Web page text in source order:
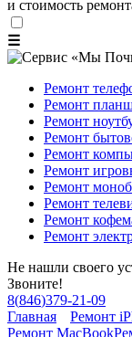
и стоимость
☰
Ремонт
Ремонт
Ремонт
Ремонт
Ремонт
Ремонт
Ремонт
Ремонт
Ремонт
Ремонт
Не нашли своего
Звоните!
8(846)379-21-09
Главная
Ремонт
Ремонт MacBook